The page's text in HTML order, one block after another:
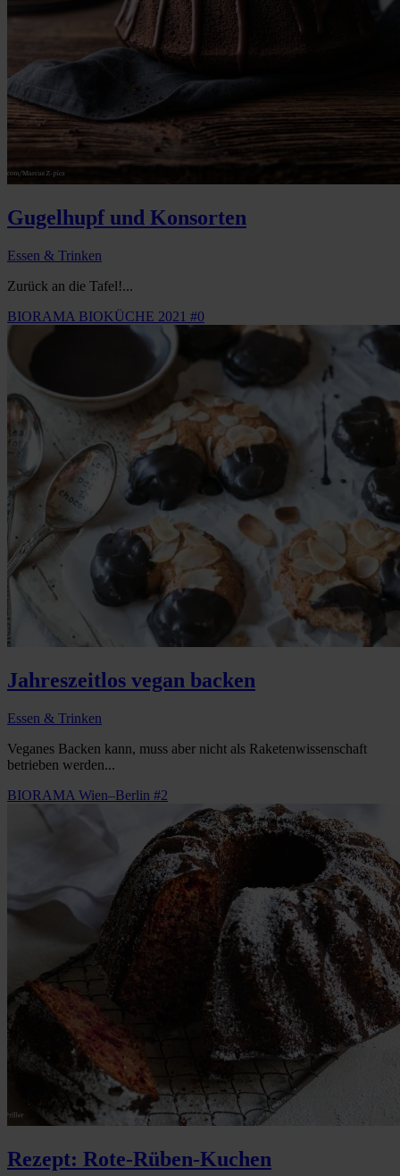
Gugelhupf und Konsorten
Essen & Trinken
Zurück an die Tafel!...
BIORAMA BIOKÜCHE 2021 #0
Jahreszeitlos vegan backen
Essen & Trinken
Veganes Backen kann, muss aber nicht als Raketenwissenschaft
betrieben werden...
BIORAMA Wien–Berlin #2
Rezept: Rote-Rüben-Kuchen